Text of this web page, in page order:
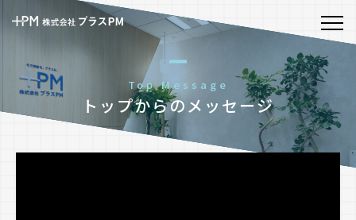
Top Message
トップからのメッセージ